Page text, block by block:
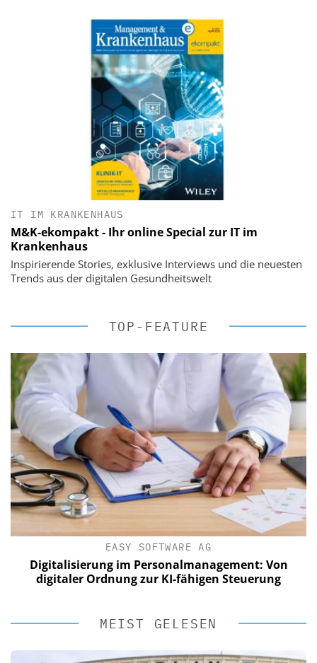
IT IM KRANKENHAUS
M&K-ekompakt - Ihr online Special zur IT im
Krankenhaus
Inspirierende Stories, exklusive Interviews und die neuesten
Trends aus der digitalen Gesundheitswelt
TOP-FEATURE
EASY SOFTWARE AG
Digitalisierung im Personalmanagement: Von
digitaler Ordnung zur KI-fähigen Steuerung
MEIST GELESEN